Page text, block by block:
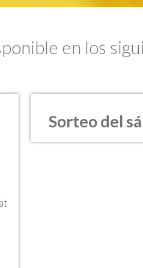
en los
Sorteo del